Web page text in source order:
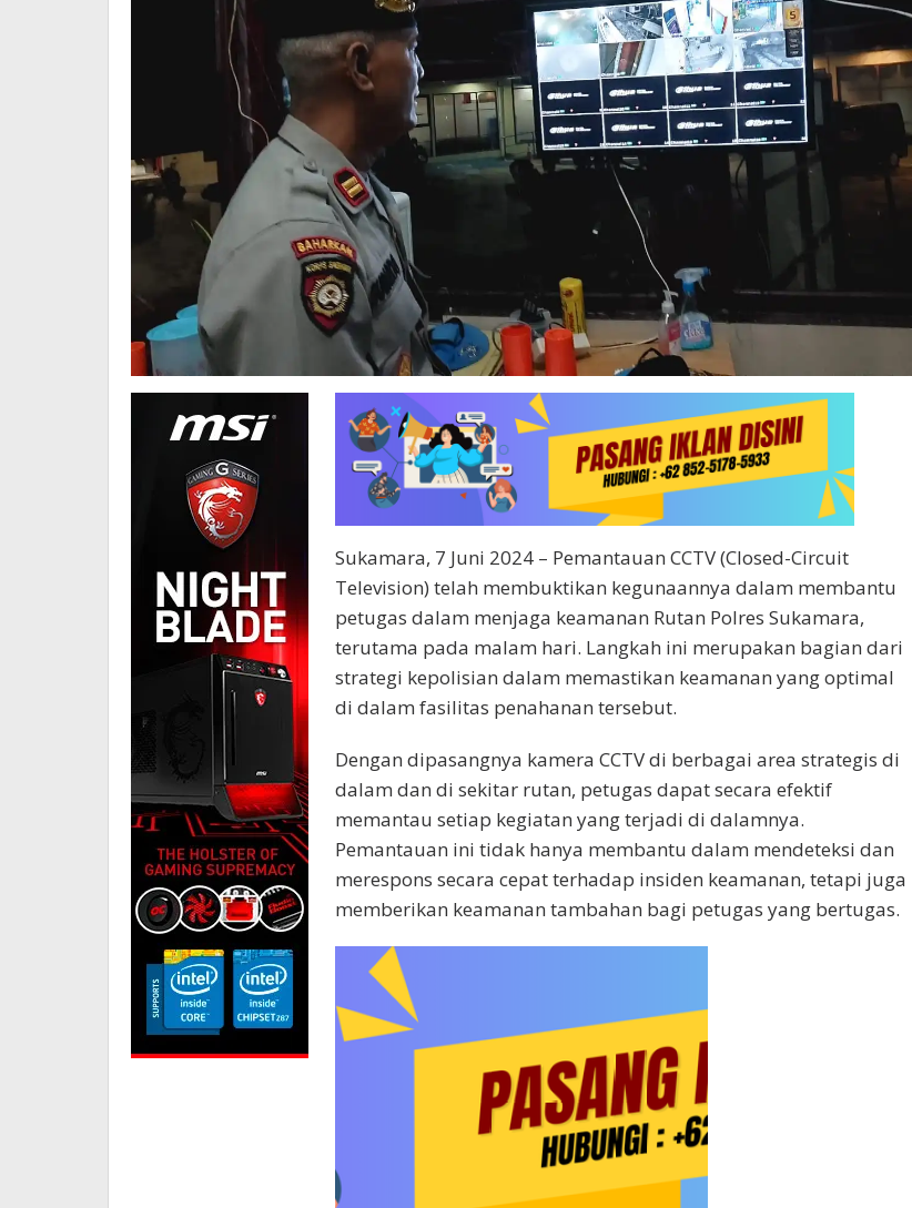
Sukamara, 7 Juni 2024 – Pemantauan CCTV (Closed-Circuit
Television) telah membuktikan kegunaannya dalam membantu
petugas dalam menjaga keamanan Rutan Polres Sukamara,
terutama pada malam hari. Langkah ini merupakan bagian dari
strategi kepolisian dalam memastikan keamanan yang optimal
di dalam fasilitas penahanan tersebut.
Dengan dipasangnya kamera CCTV di berbagai area strategis di
dalam dan di sekitar rutan, petugas dapat secara efektif
memantau setiap kegiatan yang terjadi di dalamnya.
Pemantauan ini tidak hanya membantu dalam mendeteksi dan
merespons secara cepat terhadap insiden keamanan, tetapi juga
memberikan keamanan tambahan bagi petugas yang bertugas.